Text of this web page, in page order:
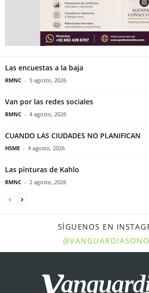
Las encuestas a la baja
RMNC - 5 agosto, 2026
Van por las redes sociales
RMNC - 4 agosto, 2026
CUANDO LAS CIUDADES NO PLANIFICAN
HSME - 4 agosto, 2026
Las pinturas de Kahlo
RMNC - 2 agosto, 2026
SÍGUENOS EN